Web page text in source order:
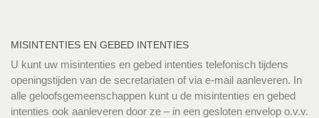
MISINTENTIES EN GEBED INTENTIES
U kunt uw misintenties en gebed intenties telefonisch tijdens
openingstijden van de secretariaten of via e-mail aanleveren. In
alle geloofsgemeenschappen kunt u de misintenties en gebed
intenties ook aanleveren door ze – in een gesloten envelop o.v.v.